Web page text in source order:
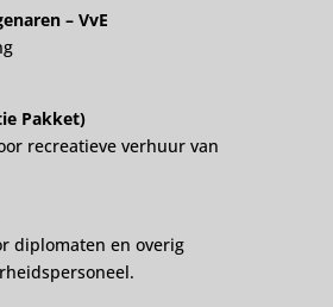
– VvE
Pakket)
recreatieve verhuur van
diplomaten en overig